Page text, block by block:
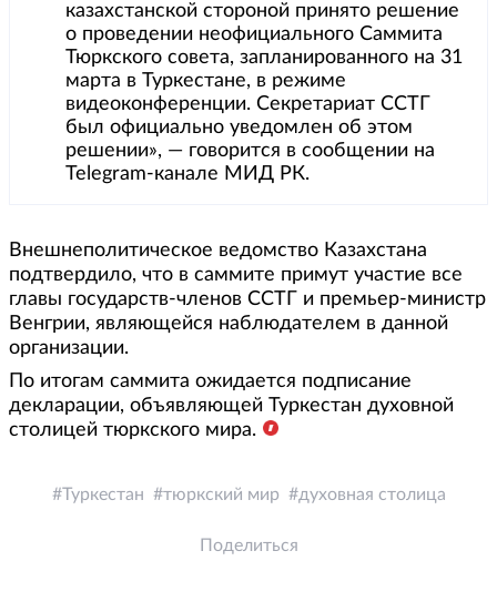
казахстанской стороной принято решение
о проведении неофициального Саммита
Тюркского совета, запланированного на 31
марта в Туркестане, в режиме
видеоконференции. Секретариат ССТГ
был официально уведомлен об этом
решении», — говорится в сообщении на
Telegram-канале МИД РК.
Внешнеполитическое ведомство Казахстана
подтвердило, что в саммите примут участие все
главы государств-членов ССТГ и премьер-министр
Венгрии, являющейся наблюдателем в данной
организации.
По итогам саммита ожидается подписание
декларации, объявляющей Туркестан духовной
столицей тюркского мира.
Туркестан тюркский мир духовная столица
Поделиться